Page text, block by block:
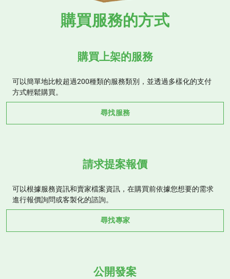
購買服務的方式
購買上架的服務
可以簡單地比較超過200種類的服務類別，並透過多樣化的支付
方式輕鬆購買。
尋找服務
請求提案報價
可以根據服務資訊和賣家檔案資訊，在購買前依據您想要的需求
進行報價詢問或客製化的諮詢。
尋找專家
公開發案